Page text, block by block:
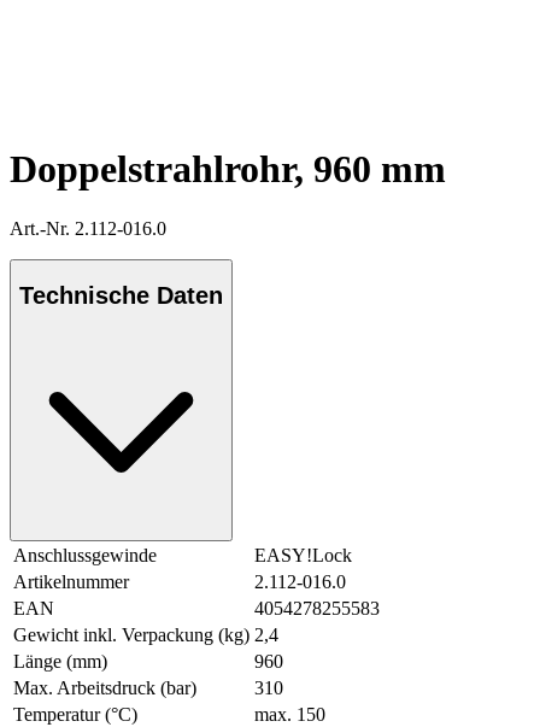
Doppelstrahlrohr, 960 mm
Art.-Nr. 2.112-016.0
Technische Daten
Anschlussgewinde
EASY!Lock
Artikelnummer
2.112-016.0
EAN
4054278255583
Gewicht inkl. Verpackung (kg) 2,4
Länge (mm)
960
Max. Arbeitsdruck (bar)
310
Temperatur (°C)
max. 150